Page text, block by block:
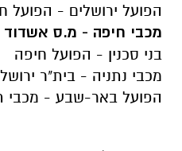
הפועל ירושלים - הפועל
מכבי חיפה - מ.ס אשדוד
בני סכנין - הפועל חיפה
מכבי נתניה - בית"ר
הפועל באר-שבע - מכבי